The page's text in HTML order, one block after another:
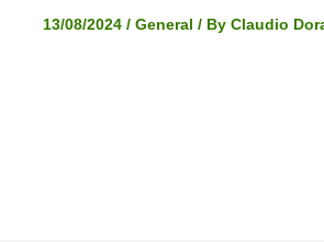
13/08/2024 / General / By Claudio